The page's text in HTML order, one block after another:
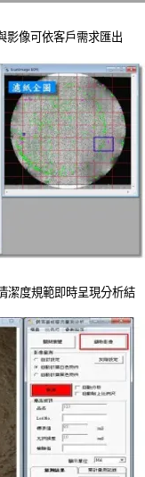
影像可依客戶需求匯出
潔度規範即時呈現分析結